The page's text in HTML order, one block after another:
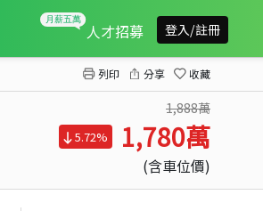
人才招募 登入/註冊
列印 分享 收藏
1,888萬
5.72% 1,780萬
(含車位價)